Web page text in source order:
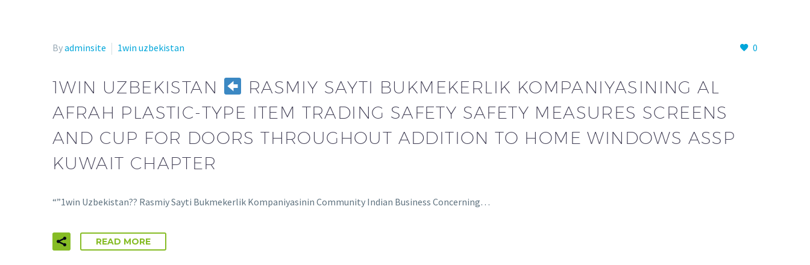
0
Byadminsite 1win uzbekistan
1WIN UZBEKISTAN
RASMIY SAYTI BUKMEKERLIK KOMPANIYASINING AL
AFRAH PLASTIC-TYPE ITEM TRADING SAFETY SAFETY MEASURES SCREENS
AND CUP FOR DOORS THROUGHOUT ADDITION TO HOME WINDOWS ASSP
KUWAIT CHAPTER
“”1win Uzbekistan?? Rasmiy Sayti Bukmekerlik Kompaniyasinin Community Indian Business Concerning…
READ MORE